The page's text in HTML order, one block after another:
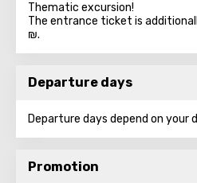
Thematic excursion!
The entrance ticket is
₪.
Departure days
Departure days depend on your
Promotion